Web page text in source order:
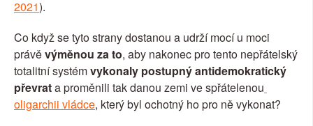
2021).
Co když se tyto strany dostanou a udrží mocí u moci
právě výměnou za to, aby nakonec pro tento nepřátelský
totalitní systém vykonaly postupný antidemokratický
převrat a proměnili tak danou zemi ve spřátelenou
oligarchii vládce, který byl ochotný ho pro ně vykonat?